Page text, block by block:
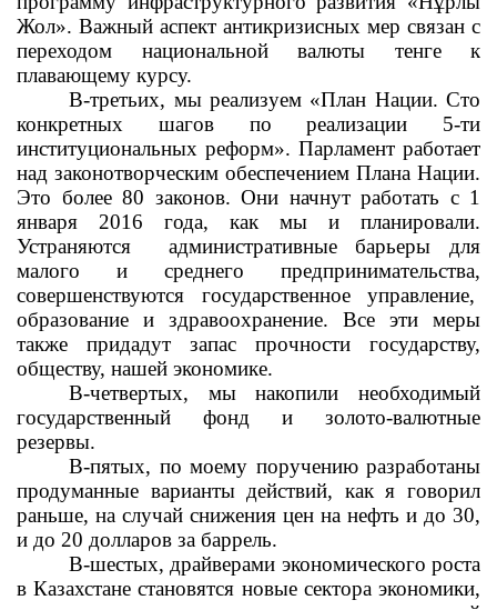
Жол». Важный аспект антикризисных мер связан с
переходом национальной валюты тенге к
плавающему курсу.
В-третьих, мы реализуем «План Нации. Сто
конкретных шагов по реализации 5-ти
институциональных реформ». Парламент работает
над законотворческим обеспечением Плана Нации.
Это более 80 законов. Они начнут работать с 1
января 2016 года, как мы и планировали.
Устраняются
административные барьеры для
малого и среднего предпринимательства,
совершенствуются государственное управление,
образование и здравоохранение. Все эти меры
также придадут запас прочности государству,
обществу, нашей экономике.
В-четвертых, мы накопили необходимый
государственный фонд и золото-валютные
резервы.
В-пятых, по моему поручению разработаны
продуманные варианты действий, как я говорил
раньше, на случай снижения цен на нефть и до 30,
и до 20 долларов за баррель.
В-шестых, драйверами экономического роста
в Казахстане становятся новые сектора экономики,